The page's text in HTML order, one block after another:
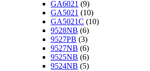
GA6021 (9)
GA5021 (10)
GA5021C (10)
9528NB (6)
9527PB (3)
9527NB (6)
9525NB (6)
9524NB (5)